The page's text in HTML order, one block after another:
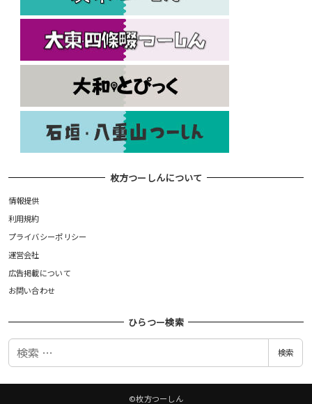
枚方つーしんについて
情報提供
利用規約
プライバシーポリシー
運営会社
広告掲載について
お問い合わせ
ひらつー検索
検
検索
©枚方つーしん